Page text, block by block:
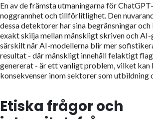
En av de främsta utmaningarna för
noggrannhet och tillförlitlighet. Den
dessa detektorer har sina begränsningar
exakt skilja mellan mänskligt skriven och
särskilt när AI-modellerna blir mer
resultat - där mänskligt innehåll felaktigt
genererat - är ett vanligt problem, vilket
konsekvenser inom sektorer som utbildning
Etiska frågor och